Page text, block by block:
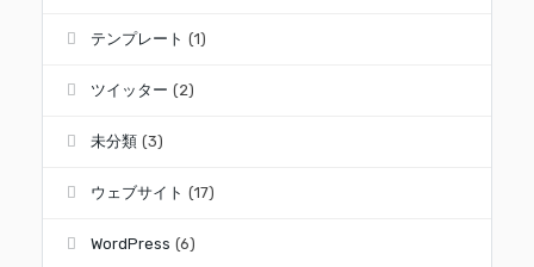
テンプレート (1)
ツイッター (2)
未分類 (3)
ウェブサイト (17)
WordPress (6)